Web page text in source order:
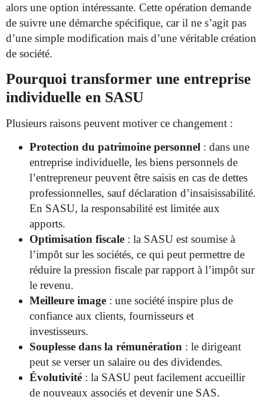
alors une option intéressante. Cette opération demande
de suivre une démarche spécifique, car il ne s’agit pas
d’une simple modification mais d’une véritable création
de société.
Pourquoi transformer une entreprise
individuelle en SASU
Plusieurs raisons peuvent motiver ce changement :
Protection du patrimoine personnel : dans une
entreprise individuelle, les biens personnels de
l’entrepreneur peuvent être saisis en cas de dettes
professionnelles, sauf déclaration d’insaisissabilité.
En SASU, la responsabilité est limitée aux
apports.
Optimisation fiscale : la SASU est soumise à
l’impôt sur les sociétés, ce qui peut permettre de
réduire la pression fiscale par rapport à l’impôt sur
le revenu.
Meilleure image : une société inspire plus de
confiance aux clients, fournisseurs et
investisseurs.
Souplesse dans la rémunération : le dirigeant
peut se verser un salaire ou des dividendes.
Évolutivité : la SASU peut facilement accueillir
de nouveaux associés et devenir une SAS.